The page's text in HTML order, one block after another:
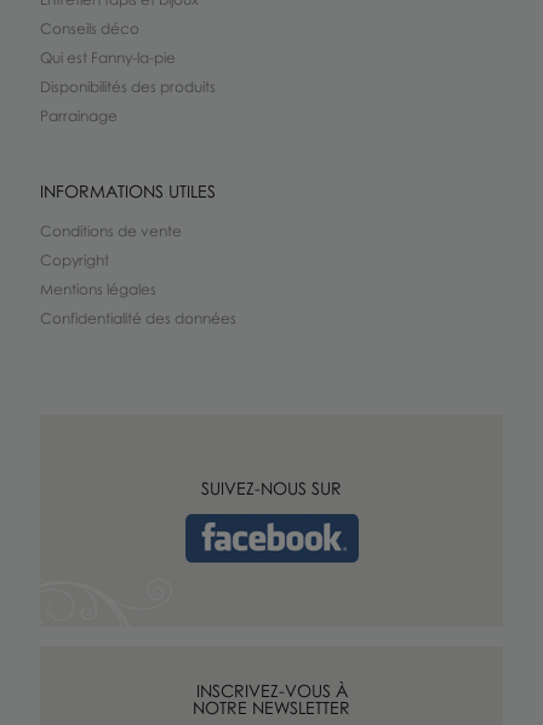
Conseils déco
Qui est Fanny-la-pie
Disponibilités des produits
Parrainage
INFORMATIONS UTILES
Conditions de vente
Copyright
Mentions légales
Confidentialité des données
SUIVEZ-NOUS SUR
INSCRIVEZ-VOUS À
NOTRE NEWSLETTER